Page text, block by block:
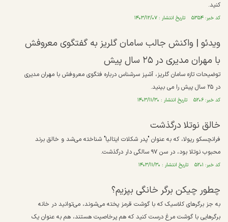
کنید.
کد خبر: ۵۳۵۴ تاریخ انتشار : ۱۴۰۳/۱۲/۰۷
ویدئو |‌ واکنش جالب سامان گلریز به گفتگوی معروفش
با مهران مدیری در ۲۵ سال پیش
توضیحات تازه سامان گلریز، آشپز سرشناس درباره فتگوی معروفش با مهران مدیری
در ۲۵ سال پیش را می بینید.
کد خبر: ۵۲۰۶ تاریخ انتشار : ۱۴۰۳/۱۱/۳۰
خالق نوتلا درگذشت
فرانچسکو ریولا، که به عنوان "پدر شکلات ایتالیا" شناخته می‌شد و خالق برند
محبوب نوتلا بود، در سن ۹۷ سالگی دار درگذشت.
کد خبر: ۵۲۰۱ تاریخ انتشار : ۱۴۰۳/۱۱/۳۰
چطور چیکن برگر خانگی بپزیم؟
به جز برگر‌های کلاسیک که با گوشت قرمز پخته می‌شوند، می‌توانید در خانه
برگر‌هایی با گوشت مرغ درست کنید که هم پرخاصیت هستند، هم به عنوان یک